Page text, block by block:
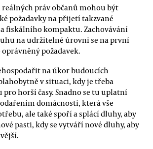
reálných práv občanů mohou být
požadavky na přijetí takzvané
fiskálního kompaktu. Zachovávání
na udržitelné úrovni se na první
požadavek.
na úkor budoucích
v situaci, kdy je třeba
horší časy. Snadno se tu uplatní
domácnosti, která vše
ale také spoří a splácí dluhy, aby
pasti, kdy se vytváří nové dluhy, aby